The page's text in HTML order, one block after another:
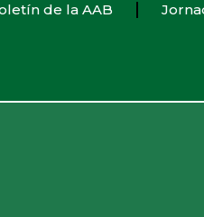
de la AAB